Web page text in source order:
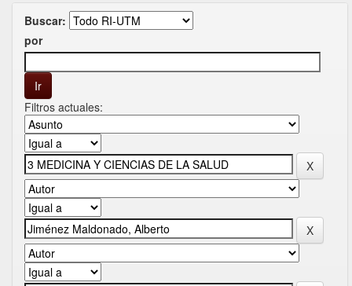
Buscar:
por
Filtros actuales: